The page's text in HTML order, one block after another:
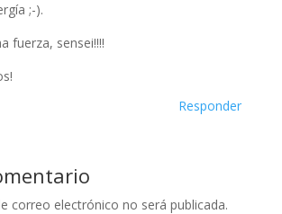
;-).
fuerza, sensei!!!!
Responder
correo electrónico no será publicada.